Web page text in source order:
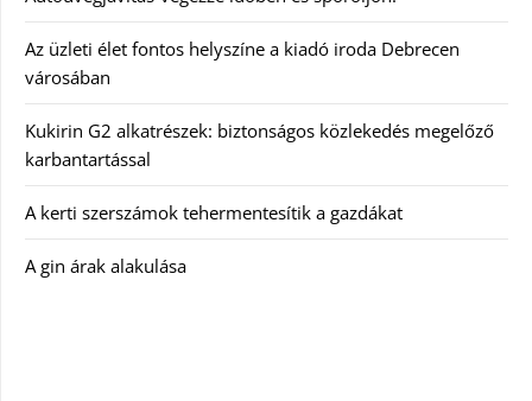
Az üzleti élet fontos helyszíne a kiadó iroda Debrecen
városában
Kukirin G2 alkatrészek: biztonságos közlekedés megelőző
karbantartással
A kerti szerszámok tehermentesítik a gazdákat
A gin árak alakulása